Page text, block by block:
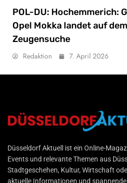
POL-DU: Hochemmerich:
Opel Mokka landet auf
Zeugensuche
Redaktion 7. April 2026
Düsseldorf
Düsseldorf Aktuell ist ein Online-
Events und relevante Themen aus
Stadtgeschehen, Kultur, Wirtschaft
aktuelle Informationen und